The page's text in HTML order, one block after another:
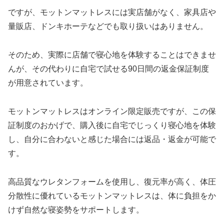
ですが、モットンマットレスには実店舗がなく、家具店や
量販店、ドンキホーテなどでも取り扱いはありません。
そのため、実際に店舗で寝心地を体験することはできませ
んが、その代わりに自宅で試せる90日間の返金保証制度
が用意されています。
モットンマットレスはオンライン限定販売ですが、この保
証制度のおかげで、購入後に自宅でじっくり寝心地を体験
し、自分に合わないと感じた場合には返品・返金が可能で
す。
高品質なウレタンフォームを使用し、復元率が高く、体圧
分散性に優れているモットンマットレスは、体に負担をか
けず自然な寝姿勢をサポートします。